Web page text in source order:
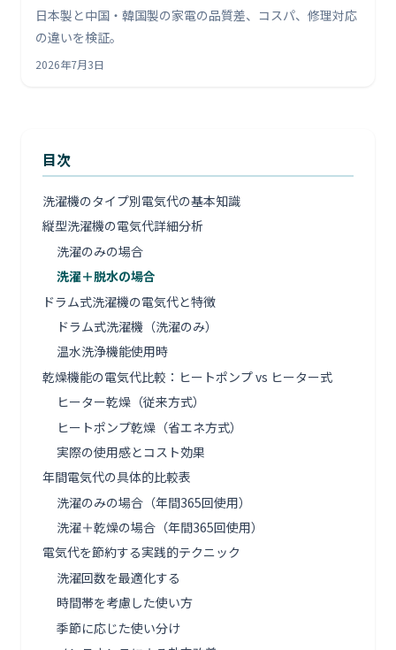
日本製と中国・韓国製の家電の品質差、コスパ、修理対応
の違いを検証。
2026年7月3日
目次
洗濯機のタイプ別電気代の基本知識
縦型洗濯機の電気代詳細分析
洗濯のみの場合
洗濯＋脱水の場合
ドラム式洗濯機の電気代と特徴
ドラム式洗濯機（洗濯のみ）
温水洗浄機能使用時
乾燥機能の電気代比較：ヒートポンプ vs ヒーター式
ヒーター乾燥（従来方式）
ヒートポンプ乾燥（省エネ方式）
実際の使用感とコスト効果
年間電気代の具体的比較表
洗濯のみの場合（年間365回使用）
洗濯＋乾燥の場合（年間365回使用）
電気代を節約する実践的テクニック
洗濯回数を最適化する
時間帯を考慮した使い方
季節に応じた使い分け